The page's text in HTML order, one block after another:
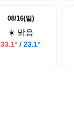
08/16(일)
☀️ 맑음
33.1° / 23.1°